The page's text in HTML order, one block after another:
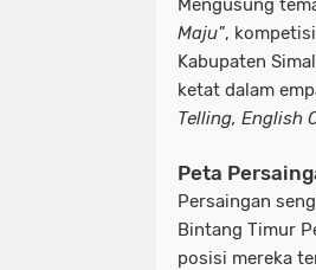
Maju",
Kabupaten
ketat dalam
Telling, English
Peta
​Persaingan
Bintang Timur
posisi mereka